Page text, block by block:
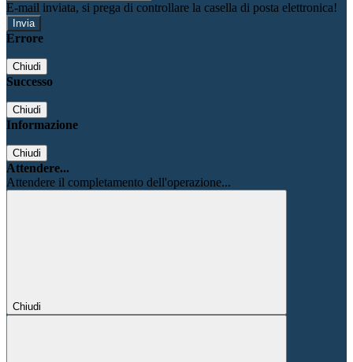
E-mail inviata, si prega di controllare la casella di posta elettronica!
Errore
Chiudi
Successo
Chiudi
Informazione
Chiudi
Attendere...
Attendere il completamento dell'operazione...
Chiudi